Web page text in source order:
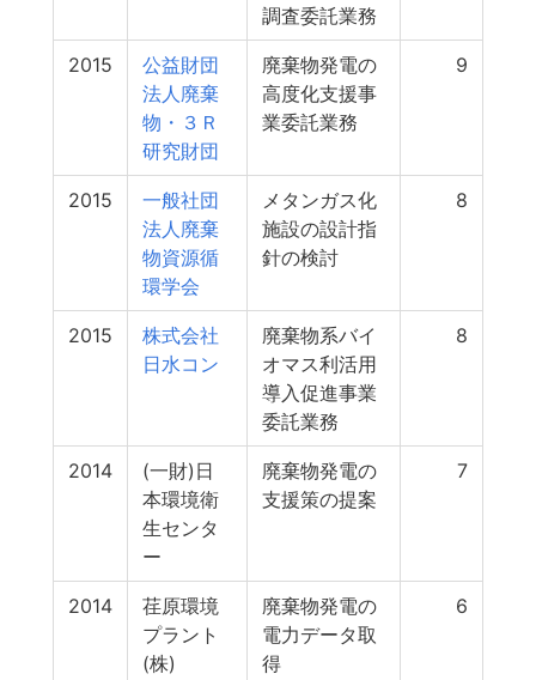
調査委託業務
2015
公益財団
法人廃棄
物・３Ｒ
研究財団
廃棄物発電の
高度化支援事
業委託業務
9
2015
一般社団
法人廃棄
物資源循
環学会
メタンガス化
施設の設計指
針の検討
8
2015
株式会社
日水コン
廃棄物系バイ
オマス利活用
導入促進事業
委託業務
8
2014
(一財)日
本環境衛
生センタ
ー
廃棄物発電の
支援策の提案
7
2014
荏原環境
プラント
(株)
廃棄物発電の
電力データ取
得
6